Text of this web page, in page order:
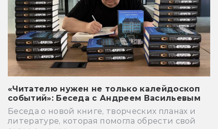
«Читателю нужен не только калейдоскоп
событий»: Беседа с Андреем Васильевым
Беседа о новой книге, творческих планах и
литературе, которая помогла обрести свой